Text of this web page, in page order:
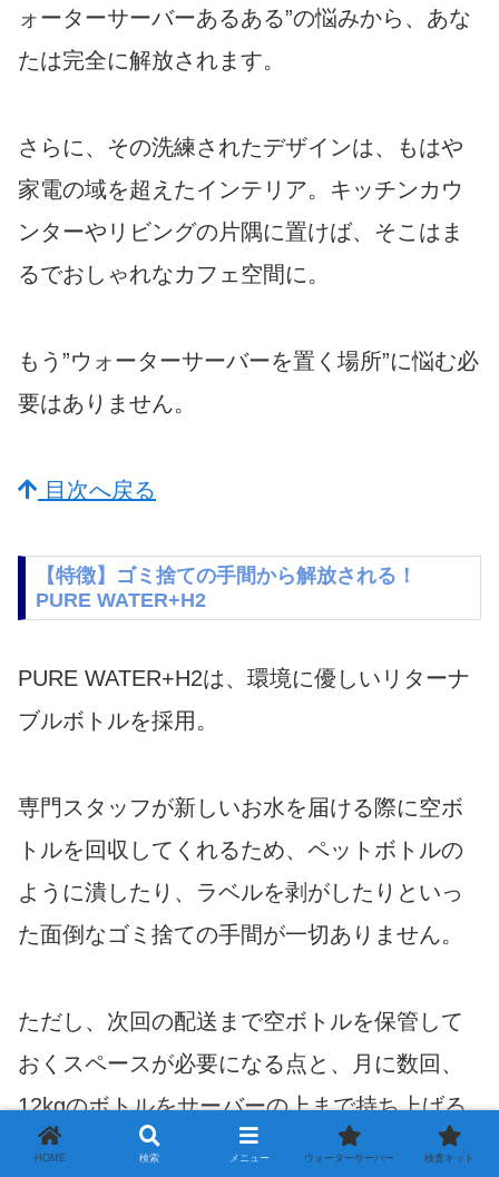
ォーターサーバーあるある”の悩みから、あな
たは完全に解放されます。
さらに、その洗練されたデザインは、もはや
家電の域を超えたインテリア。キッチンカウ
ンターやリビングの片隅に置けば、そこはま
るでおしゃれなカフェ空間に。
もう”ウォーターサーバーを置く場所”に悩む必
要はありません。
目次へ戻る
【特徴】ゴミ捨ての手間から解放される！
PURE WATER+H2
PURE WATER+H2は、環境に優しいリターナ
ブルボトルを採用。
専門スタッフが新しいお水を届ける際に空ボ
トルを回収してくれるため、ペットボトルの
ように潰したり、ラベルを剥がしたりといっ
た面倒なゴミ捨ての手間が一切ありません。
ただし、次回の配送まで空ボトルを保管して
おくスペースが必要になる点と、月に数回、
12kgのボトルをサーバーの上まで持ち上げる
力仕事が発生することは覚えておきましょ
HOME 検索 メニュー ウォーターサーバー 検査キット